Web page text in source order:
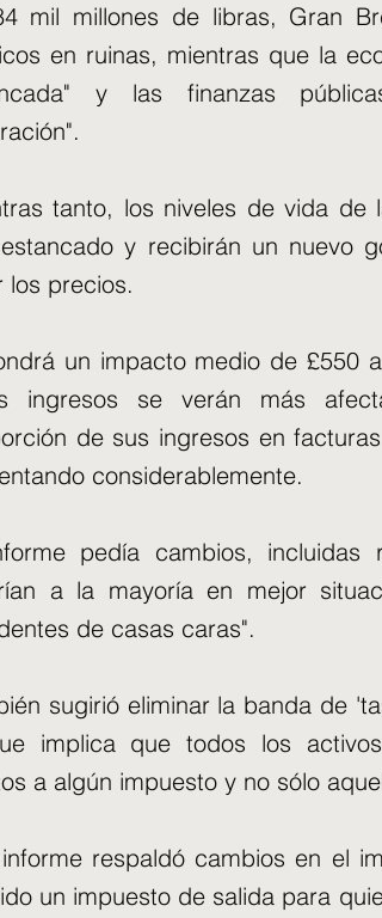
mil millones de libras, Gran
en ruinas, mientras que la
y las finanzas
tanto, los niveles de vida
y recibirán un nuevo
los precios.
un impacto medio de £550
ingresos se verán más
de sus ingresos en
considerablemente.
pedía cambios, incluidas
a la mayoría en mejor
de casas caras".
sugirió eliminar la banda de
implica que todos los
a algún impuesto y no sólo
respaldó cambios en el
un impuesto de salida para